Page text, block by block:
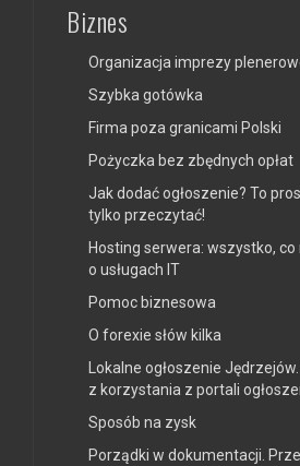
Biznes
Organizacja imprezy
Szybka gotówka
Firma poza granicami Polski
Pożyczka bez zbędnych opłat
Jak dodać ogłoszenie? To
tylko przeczytać!
Hosting serwera: wszystko,
o usługach IT
Pomoc biznesowa
O forexie słów kilka
Lokalne ogłoszenie
z korzystania z portali
Sposób na zysk
Porządki w dokumentacji.